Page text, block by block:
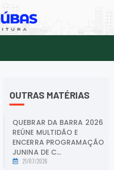
OUTRAS MATÉRIAS
QUEBRAR DA BARRA 2026
REÚNE MULTIDÃO E
ENCERRA PROGRAMAÇÃO
JUNINA DE C...
21/07/2026